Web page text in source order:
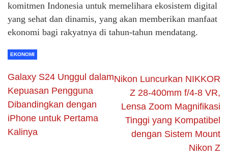
komitmen Indonesia untuk memelihara ekosistem digital
yang sehat dan dinamis, yang akan memberikan manfaat
ekonomi bagi rakyatnya di tahun-tahun mendatang.
EKONOMI
Galaxy S24 Unggul dalam
Kepuasan Pengguna
Dibandingkan dengan
iPhone untuk Pertama
Kalinya
Nikon Luncurkan NIKKOR
Z 28-400mm f/4-8 VR,
Lensa Zoom Magnifikasi
Tinggi yang Kompatibel
dengan Sistem Mount
Nikon Z